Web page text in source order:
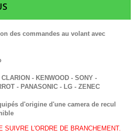
des commandes au volant avec
- KENWOOD - SONY -
- PANASONIC - LG - ZENEC
d'origine d'une camera de recul
SUIVRE L'ORDRE DE BRANCHEMENT.